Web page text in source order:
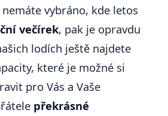
vybráno, kde letos
večírek, pak je opravdu
lodích ještě najdete
které je možné si
pro Vás a Vaše
překrásné